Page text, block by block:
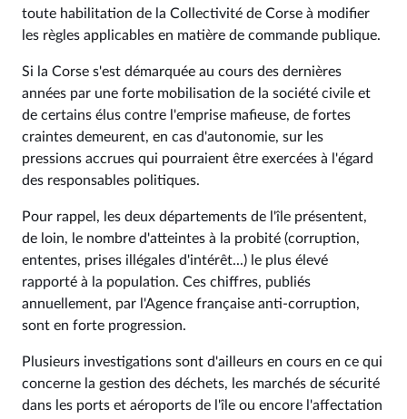
toute habilitation de la Collectivité de Corse à modifier
les règles applicables en matière de commande publique.
Si la Corse s'est démarquée au cours des dernières
années par une forte mobilisation de la société civile et
de certains élus contre l'emprise mafieuse, de fortes
craintes demeurent, en cas d'autonomie, sur les
pressions accrues qui pourraient être exercées à l'égard
des responsables politiques.
Pour rappel, les deux départements de l'île présentent,
de loin, le nombre d'atteintes à la probité (corruption,
ententes, prises illégales d'intérêt...) le plus élevé
rapporté à la population. Ces chiffres, publiés
annuellement, par l'Agence française anti-corruption,
sont en forte progression.
Plusieurs investigations sont d'ailleurs en cours en ce qui
concerne la gestion des déchets, les marchés de sécurité
dans les ports et aéroports de l'île ou encore l'affectation